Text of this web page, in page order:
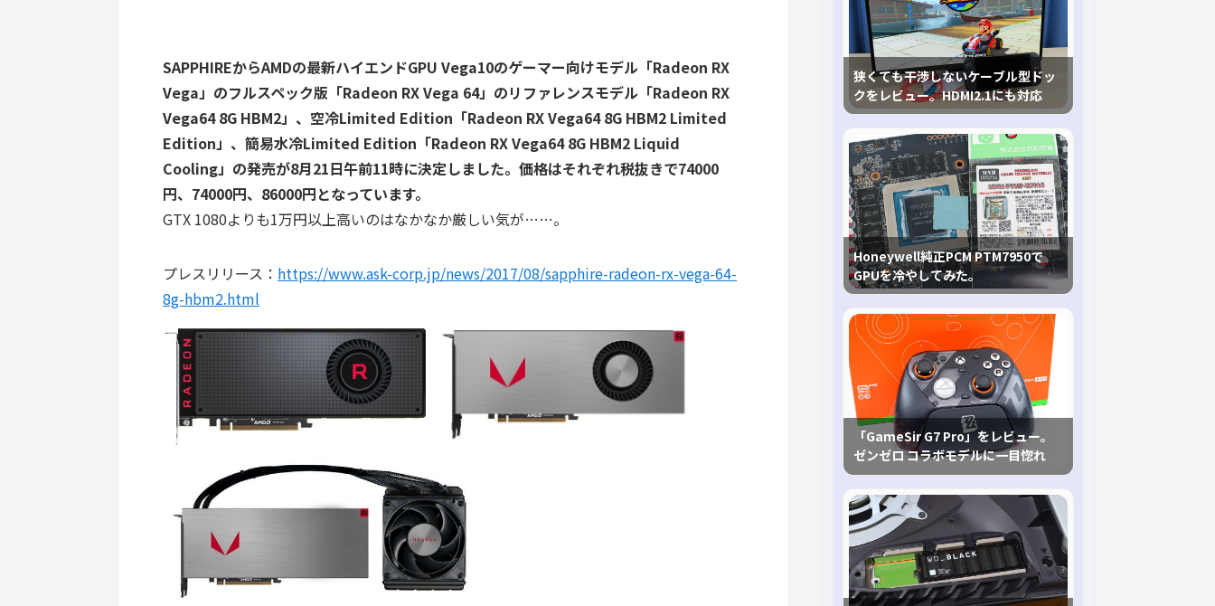
SAPPHIREからAMDの最新ハイエンドGPU Vega10のゲーマー向けモデル「Radeon RX
Vega」のフルスペック版「Radeon RX Vega 64」のリファレンスモデル「Radeon RX
Vega64 8G HBM2」、空冷Limited Edition「Radeon RX Vega64 8G HBM2 Limited
Edition」、簡易水冷Limited Edition「Radeon RX Vega64 8G HBM2 Liquid
Cooling」の発売が8月21日午前11時に決定しました。価格はそれぞれ税抜きで74000
円、74000円、86000円となっています。
GTX 1080よりも1万円以上高いのはなかなか厳しい気が……。
プレスリリース： https://www.ask-corp.jp/news/2017/08/sapphire-radeon-rx-vega-64-
8g-hbm2.html
狭くても干渉しないケーブル型ドッ
クをレビュー。HDMI2.1にも対応
Honeywell純正PCM PTM7950で
GPUを冷やしてみた。
「GameSir G7 Pro」をレビュー。
ゼンゼロ コラボモデルに一目惚れ